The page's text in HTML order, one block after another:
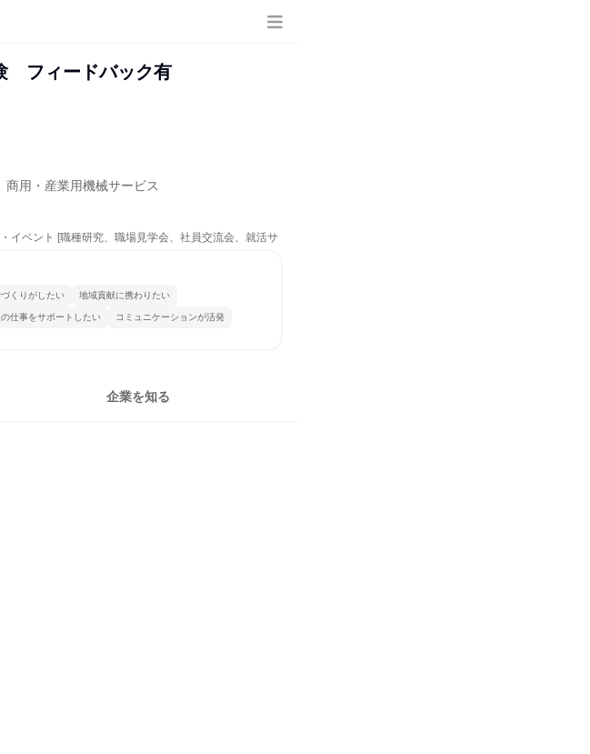
フィードバック有
用・産業用機械サービス
イベント [職種研究、職場見学会、社員交流会、就活サ
くりがしたい 地域貢献に携わりたい
の仕事をサポートしたい コミュニケーションが活発
企業を知る